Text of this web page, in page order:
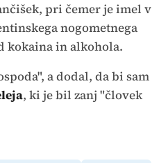
pri čemer je imel v
nogometnega
kokaina in alkohola.
a dodal, da bi sam
, ki je bil zanj "človek